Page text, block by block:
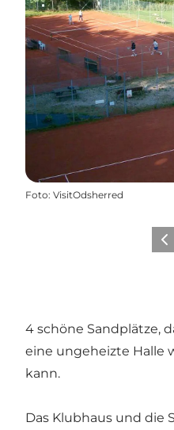
Foto: VisitOdsherred
4 schöne Sandplätze,
eine ungeheizte Halle
kann.
Das Klubhaus und die